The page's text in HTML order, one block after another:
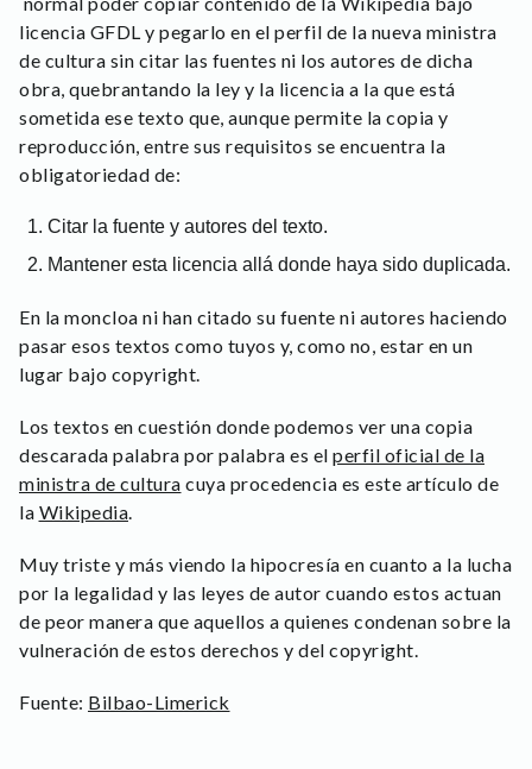
licencia GFDL y pegarlo en el perfil de la nueva ministra
de cultura sin citar las fuentes ni los autores de dicha
obra, quebrantando la ley y la licencia a la que está
sometida ese texto que, aunque permite la copia y
reproducción, entre sus requisitos se encuentra la
obligatoriedad de:
Citar la fuente y autores del texto.
Mantener esta licencia allá donde haya sido duplicada.
En la moncloa ni han citado su fuente ni autores haciendo
pasar esos textos como tuyos y, como no, estar en un
lugar bajo copyright.
Los textos en cuestión donde podemos ver una copia
descarada palabra por palabra es el perfil oficial de la
ministra de cultura cuya procedencia es este artículo de
la Wikipedia.
Muy triste y más viendo la hipocresía en cuanto a la lucha
por la legalidad y las leyes de autor cuando estos actuan
de peor manera que aquellos a quienes condenan sobre la
vulneración de estos derechos y del copyright.
Fuente: Bilbao-Limerick